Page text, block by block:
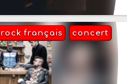
concert
rock français